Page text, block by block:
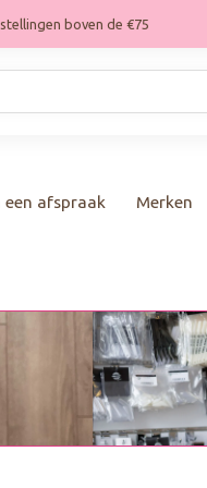
boven de €75
een afspraak Merken